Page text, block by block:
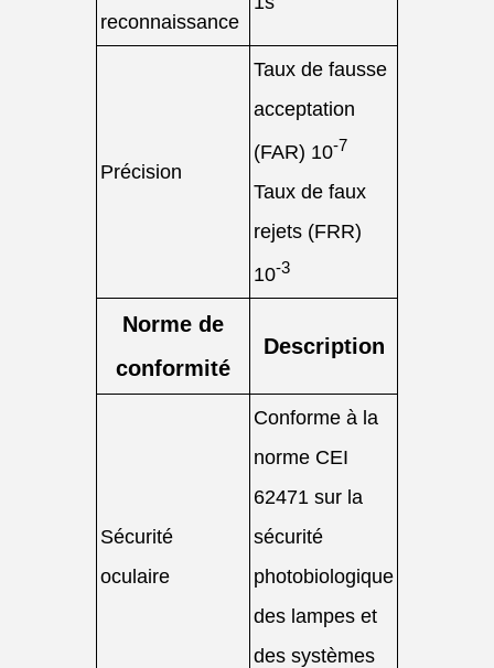
reconnaissance
Précision
Taux de fausse
acceptation
(FAR) 10-7
Taux de faux
rejets (FRR)
10-3
Norme de
conformité
Description
Sécurité
oculaire
Conforme à la
norme CEI
62471 sur la
sécurité
photobiologique
des lampes et
des systèmes